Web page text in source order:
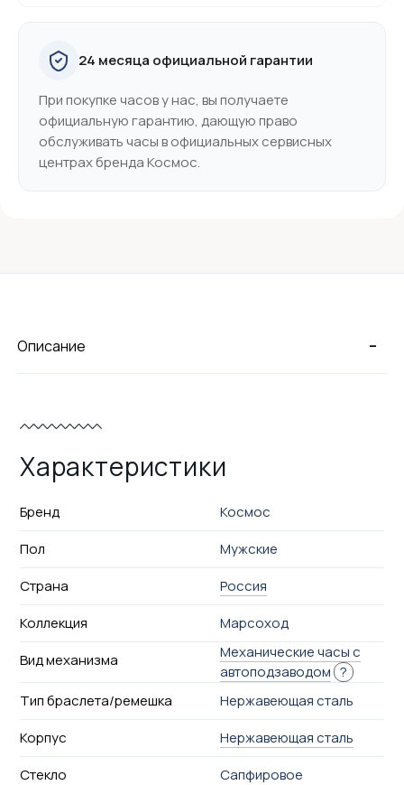
24 месяца официальной гарантии
При покупке часов у нас, вы получаете
официальную гарантию, дающую право
обслуживать часы в официальных сервисных
центрах бренда Космос.
-
Описание
Характеристики
Бренд
Космос
Пол
Мужские
Страна
Россия
Коллекция
Марсоход
Вид механизма
Механические часы с
автоподзаводом ?
Тип браслета/ремешка
Нержавеющая сталь
Корпус
Нержавеющая сталь
Стекло
Сапфировое